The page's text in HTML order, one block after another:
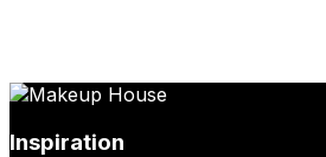
Inspiration